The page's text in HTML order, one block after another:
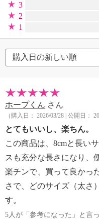
3
2
1
ホープくん さん
（購入日： 2026/03/28 | 公開日：
とてもいいし、楽ちん。
この商品は、8cmと長い
スも充分な長さになり、
楽チンで、買って良かっ
さで、どのサイズ（太さ
す。
5人が「参考になった」と言